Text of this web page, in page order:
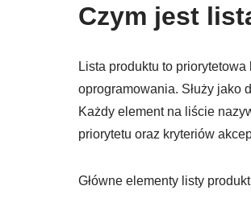
Czym jest
Lista produktu to
oprogramowania. Służy jako
Każdy element na liście
priorytetu oraz kryteriów
Główne elementy listy